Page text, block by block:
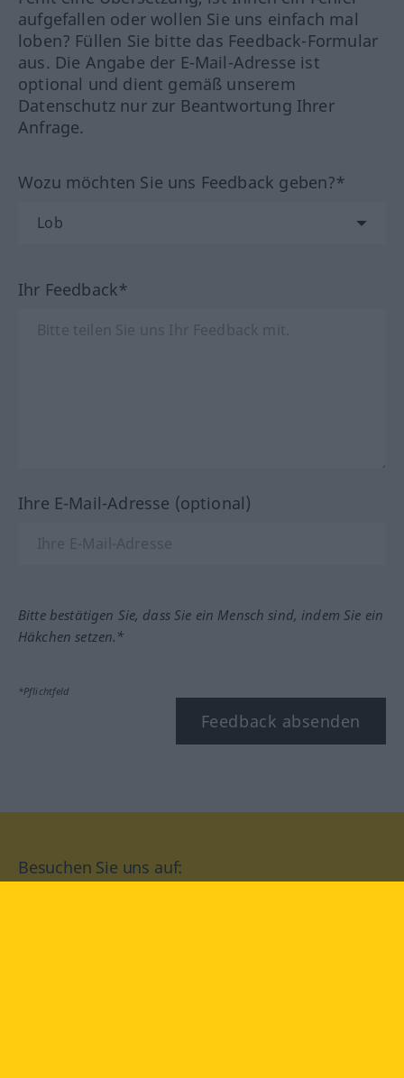
aufgefallen oder wollen Sie uns einfach mal
loben? Füllen Sie bitte das Feedback-Formular
aus. Die Angabe der E-Mail-Adresse ist
optional und dient gemäß unserem
Datenschutz nur zur Beantwortung Ihrer
Anfrage.
Wozu möchten Sie uns Feedback geben?*
Ihr Feedback*
Ihre E-Mail-Adresse (optional)
Bitte bestätigen Sie, dass Sie ein Mensch sind, indem Sie ein
Häkchen setzen.*
*Pflichtfeld
Feedback absenden
Besuchen Sie uns auf: